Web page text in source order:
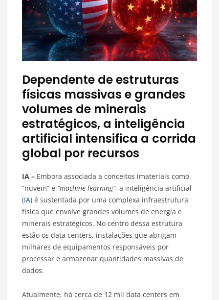
Dependente de estruturas
físicas massivas e grandes
volumes de minerais
estratégicos, a inteligência
artificial intensifica a corrida
global por recursos
IA – Embora associada a conceitos imateriais como
“nuvem” e “machine learning”, a inteligência artificial
(IA) é sustentada por uma complexa infraestrutura
física que envolve grandes volumes de energia e
minerais estratégicos. No centro dessa estrutura
estão os data centers, instalações que abrigam
milhares de equipamentos responsáveis por
processar e armazenar quantidades massivas de
dados.
Atualmente, há cerca de 12 mil data centers em